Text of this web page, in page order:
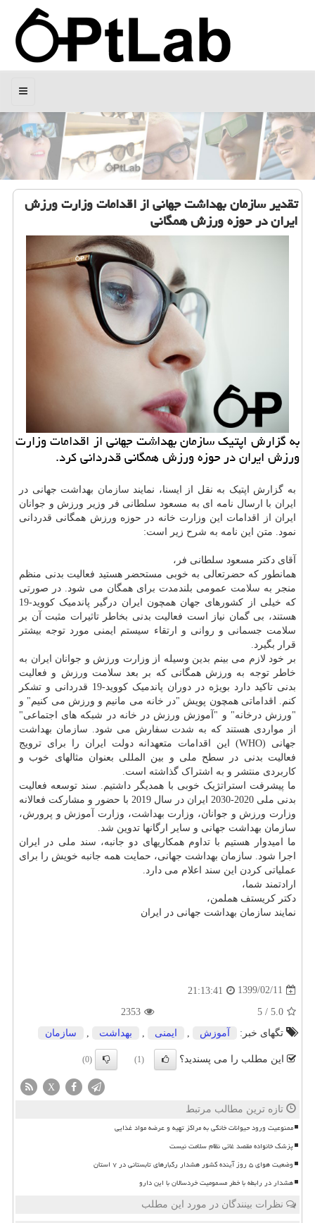
منو
تقدیر سازمان بهداشت جهانی از اقدامات وزارت ورزش
ایران در حوزه ورزش همگانی
به گزارش اپتیك سازمان بهداشت جهانی از اقدامات وزارت
ورزش ایران در حوزه ورزش همگانی قدردانی كرد.
به گزارش اپتیک به نقل از ایسنا، نمایند سازمان بهداشت جهانی در
ایران با ارسال نامه ای به مسعود سلطانی فر وزیر ورزش و جوانان
ایران از اقدامات این وزارت خانه در حوزه ورزش همگانی قدردانی
نمود. متن این نامه به شرح زیر است:
آقای دکتر مسعود سلطانی فر،
همانطور که حضرتعالی به خوبی مستحضر هستید فعالیت بدنی منظم
منجر به سلامت عمومی بلندمدت برای همگان می شود. در صورتی
که خیلی از کشورهای جهان همچون ایران درگیر پاندمیک کووید-19
هستند، بی گمان نیاز است فعالیت بدنی بخاطر تاثیرات مثبت آن بر
سلامت جسمانی و روانی و ارتقاء سیستم ایمنی مورد توجه بیشتر
قرار بگیرد.
بر خود لازم می بینم بدین وسیله از وزارت ورزش و جوانان ایران به
خاطر توجه به ورزش همگانی که بر بعد سلامت ورزش و فعالیت
بدنی تاکید دارد بویژه در دوران پاندمیک کووید-19 قدردانی و تشکر
کنم. اقداماتی همچون پویش "در خانه می مانیم و ورزش می کنیم" و
"ورزش درخانه" و "آموزش ورزش در خانه در شبکه های اجتماعی"
از مواردی هستند که به شدت سفارش می شود. سازمان بهداشت
جهانی (WHO) این اقدامات متعهدانه دولت ایران را برای ترویج
فعالیت بدنی در سطح ملی و بین المللی بعنوان مثالهای خوب و
کاربردی منتشر و به اشتراک گذاشته است.
ما پیشرفت استراتژیک خوبی با همدیگر داشتیم. سند توسعه فعالیت
بدنی ملی 2020-2030 ایران در سال 2019 با حضور و مشارکت فعالانه
وزارت ورزش و جوانان، وزارت بهداشت، وزارت آموزش و پرورش،
سازمان بهداشت جهانی و سایر ارگانها تدوین شد.
ما امیدوار هستیم با تداوم همکاریهای دو جانبه، سند ملی در ایران
اجرا شود. سازمان بهداشت جهانی، حمایت همه جانبه خویش را برای
عملیاتی کردن این سند اعلام می دارد.
ارادتمند شما،
دکتر کریستف هملمن،
نمایند سازمان بهداشت جهانی در ایران
1399/02/11
21:13:41
5.0
/
5
2353
تگهای خبر:
آموزش ایمنی بهداشت سازمان
این مطلب را می پسندید؟ (1)
(0)
X
تازه ترین مطالب مرتبط
ممنوعیت ورود حیوانات خانگی به مراکز تهیه و عرضه مواد غذایی
پزشک خانواده مقصد غائی نظام سلامت نیست
وضعیت هوای ۵ روز آینده کشور هشدار رگبارهای تابستانی در ۷ استان
هشدار در رابطه با خطر مسمومیت خردسالان با این دارو
نظرات بینندگان در مورد این مطلب